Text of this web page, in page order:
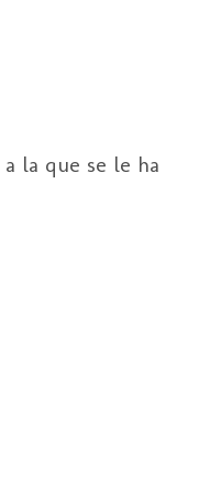
la que se le ha